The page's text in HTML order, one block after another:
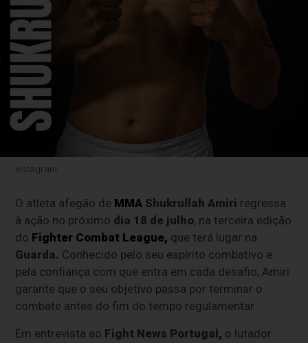
Instagram
O atleta afegão de MMA Shukrullah Amiri regressa
à ação no próximo dia 18 de julho, na terceira edição
do Fighter Combat League, que terá lugar na
Guarda. Conhecido pelo seu espírito combativo e
pela confiança com que entra em cada desafio, Amiri
garante que o seu objetivo passa por terminar o
combate antes do fim do tempo regulamentar.
Em entrevista ao Fight News Portugal, o lutador